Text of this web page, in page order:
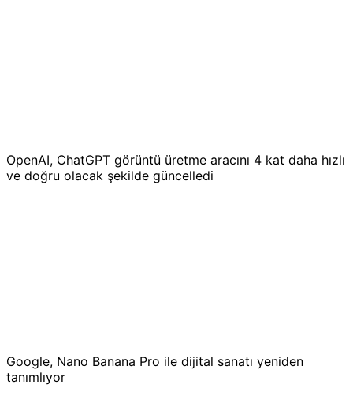
OpenAI, ChatGPT görüntü üretme aracını 4 kat daha hızlı
ve doğru olacak şekilde güncelledi
Google, Nano Banana Pro ile dijital sanatı yeniden
tanımlıyor